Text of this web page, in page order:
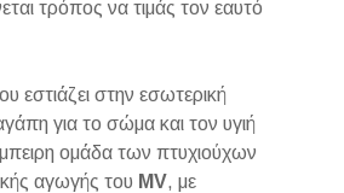
τρόπος να τιμάς τον εαυτό
εστιάζει στην εσωτερική
για το σώμα και τον υγιή
ομάδα των πτυχιούχων
αγωγής του MV, με